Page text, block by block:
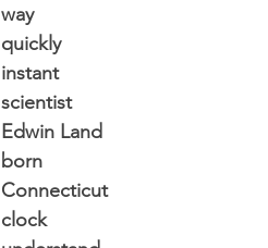
way
quickly
instant
scientist
Edwin Land
born
Connecticut
clock